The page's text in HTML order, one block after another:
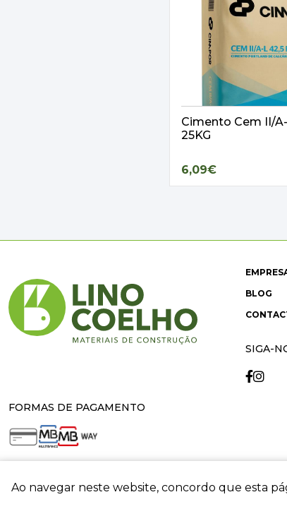
Cimento Cem II/
25KG
6,09€
Ao navegar neste website, concordo que esta
FORMAS DE PAGAMENTO
BLOG
SIGA-